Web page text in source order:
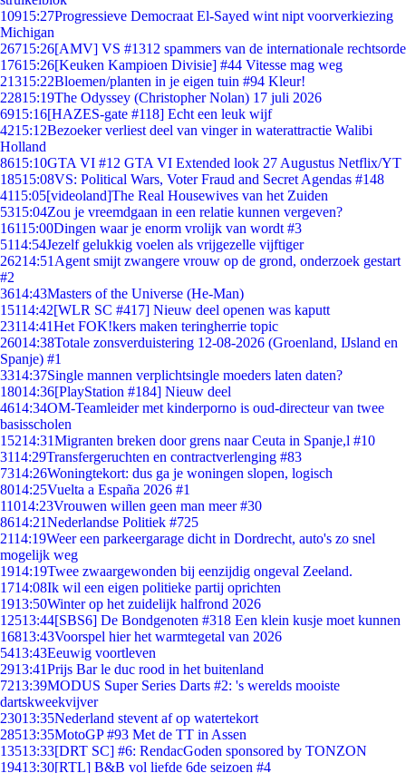
10915:27Progressieve Democraat El-Sayed wint nipt voorverkiezing
Michigan
26715:26[AMV] VS #1312 spammers van de internationale rechtsorde
17615:26[Keuken Kampioen Divisie] #44 Vitesse mag weg
21315:22Bloemen/planten in je eigen tuin #94 Kleur!
22815:19The Odyssey (Christopher Nolan) 17 juli 2026
6915:16[HAZES-gate #118] Echt een leuk wijf
4215:12Bezoeker verliest deel van vinger in waterattractie Walibi
Holland
8615:10GTA VI #12 GTA VI Extended look 27 Augustus Netflix/YT
18515:08VS: Political Wars, Voter Fraud and Secret Agendas #148
4115:05[videoland]The Real Housewives van het Zuiden
5315:04Zou je vreemdgaan in een relatie kunnen vergeven?
16115:00Dingen waar je enorm vrolijk van wordt #3
5114:54Jezelf gelukkig voelen als vrijgezelle vijftiger
26214:51 Agent smijt zwangere vrouw op de grond, onderzoek gestart
#2
3614:43Masters of the Universe (He-Man)
15114:42[WLR SC #417] Nieuw deel openen was kaputt
23114:41Het FOK!kers maken teringherrie topic
26014:38Totale zonsverduistering 12-08-2026 (Groenland, IJsland en
Spanje) #1
3314:37Single mannen verplichtsingle moeders laten daten?
18014:36[PlayStation #184] Nieuw deel
4614:34OM-Teamleider met kinderporno is oud-directeur van twee
basisscholen
15214:31Migranten breken door grens naar Ceuta in Spanje,l #10
3114:29Transfergeruchten en contractverlenging #83
7314:26Woningtekort: dus ga je woningen slopen, logisch
8014:25Vuelta a España 2026 #1
11014:23Vrouwen willen geen man meer #30
8614:21Nederlandse Politiek #725
2114:19Weer een parkeergarage dicht in Dordrecht, auto's zo snel
mogelijk weg
1914:19Twee zwaargewonden bij eenzijdig ongeval Zeeland.
1714:08Ik wil een eigen politieke partij oprichten
1913:50Winter op het zuidelijk halfrond 2026
12513:44[SBS6] De Bondgenoten #318 Een klein kusje moet kunnen
16813:43Voorspel hier het warmtegetal van 2026
5413:43Eeuwig voortleven
2913:41Prijs Bar le duc rood in het buitenland
7213:39MODUS Super Series Darts #2: 's werelds mooiste
dartskweekvijver
23013:35Nederland stevent af op watertekort
28513:35MotoGP #93 Met de TT in Assen
13513:33[DRT SC] #6: RendacGoden sponsored by TONZON
19413:30[RTL] B&B vol liefde 6de seizoen #4